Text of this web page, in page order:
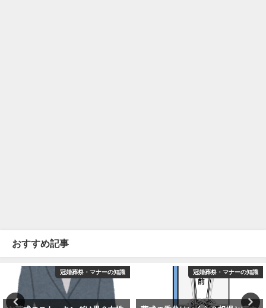
おすすめ記事
冠婚葬祭・マナーの知識 冠婚葬祭・マナーの知識